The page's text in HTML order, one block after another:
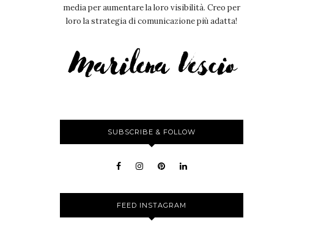
media per aumentare la loro visibilità. Creo per
loro la strategia di comunicazione più adatta!
SUBSCRIBE & FOLLOW
FEED INSTAGRAM